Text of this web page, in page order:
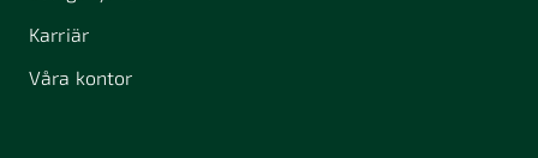
Karriär
Våra kontor